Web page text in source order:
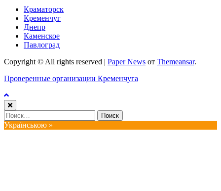
Краматорск
Кременчуг
Днепр
Каменское
Павлоград
Copyright © All rights reserved | Paper News от Themeansar.
Проверенные организации Кременчуга
Найти:
Українською »